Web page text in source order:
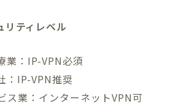
リティレベル
業：IP-VPN必須
：IP-VPN推奨
ス業：インターネットVPN可